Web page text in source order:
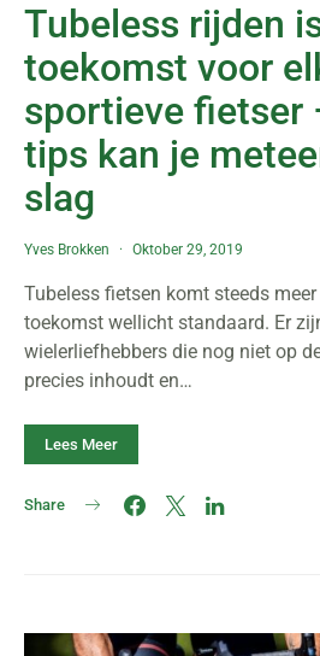
Tubeless rijden
toekomst voor
sportieve fietser
tips kan je
slag
Yves Brokken Oktober 29, 2019
Tubeless fietsen komt steeds
toekomst wellicht standaard. Er
wielerliefhebbers die nog niet op
precies inhoudt en…
Lees Meer
Share